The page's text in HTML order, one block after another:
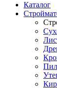
Каталог